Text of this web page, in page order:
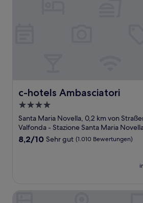
c-hotels Ambasciatori
c-hotels Ambasciatori
4.0-
Sterne-
Unterkunft
Santa Maria Novella, 0,2 km von
Valfonda - Stazione Santa Maria
8.2
Bewertungen)
8,2/10 Sehr gut (1.010 Bewertungen)